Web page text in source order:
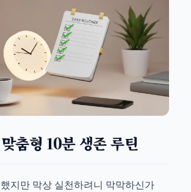
춤형 10분 생존 루틴
지만 막상 실천하려니 막막하신가